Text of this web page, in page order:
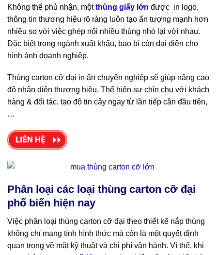
Không thể phủ nhận, mộtthùng giấy lớn được in logo,
thông tin thương hiệu rõ ràng luôn tạo ấn tượng mạnh hơn
nhiều so với việc ghép nối nhiều thùng nhỏ lại với nhau.
Đặc biệt trong ngành xuất khẩu, bao bì còn đại diện cho
hình ảnh doanh nghiệp.
Thùng carton cỡ đại in ấn chuyên nghiệp sẽ giúp nâng cao
độ nhận diện thương hiệu, Thể hiện sự chỉn chu với khách
hàng & đối tác, tạo độ tin cậy ngay từ lần tiếp cận đầu tiên,
…
Phân loại các loại thùng carton cỡ đại
phổ biến hiện nay
Việc phân loại thùng carton cỡ đại theo thiết kế nắp thùng
không chỉ mang tính hình thức mà còn là một quyết định
quan trọng về mặt kỹ thuật và chi phí vận hành. Vì thế, khi